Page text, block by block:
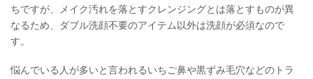
ちですが、メイク汚れを落とすクレンジングとは落とすものが異
なるため、ダブル洗顔不要のアイテム以外は洗顔が必須なので
す。
悩んでいる人が多いと言われるいちご鼻や黒ずみ毛穴などのトラ